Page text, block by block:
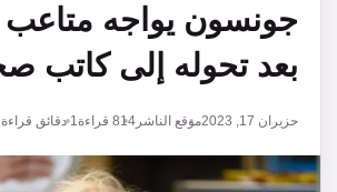
جونسون يواجه متاعب
بعد تحوله إلى كاتب
حزيران 17, 2023 موقع الناشر 814 قراءة1 دقائق قراءة